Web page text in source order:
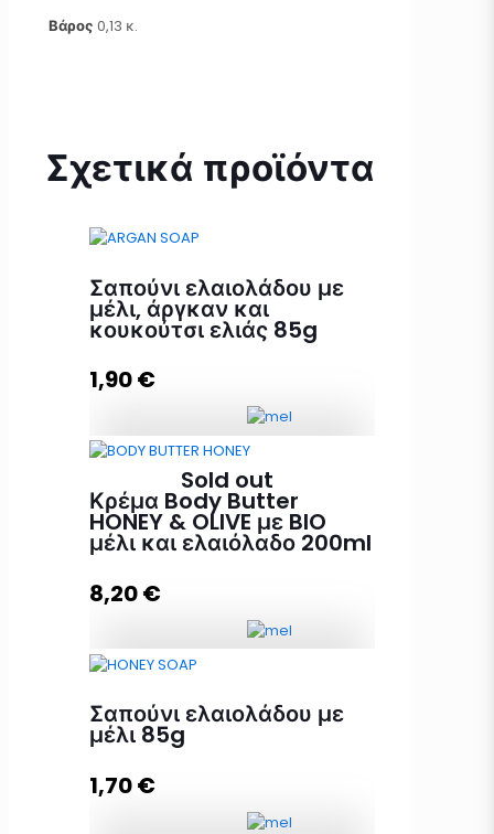
Βάρος 0,13 κ.
Σχετικά προϊόντα
Σαπούνι ελαιολάδου με
μέλι, άργκαν και
κουκούτσι ελιάς 85g
1,90€
Σαπούνι ελαιολάδου με μέλι,
άργκαν και κουκούτσι ελιάς 85g
ποσότητα
Προσθήκη στο καλάθι
Sold out
Κρέμα Body Butter
HONEY & OLIVE με BIO
μέλι και ελαιόλαδο 200ml
8,20€
με BIO μέλι και ελαιόλαδο 200ml
ποσότητα
Διαβάστε περισσότερα
Σαπούνι ελαιολάδου με
μέλι 85g
1,70€